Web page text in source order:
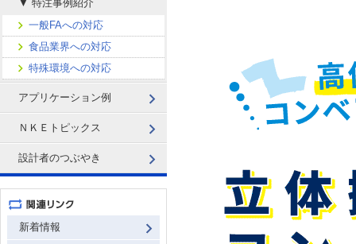
▼ 特注事例紹介
一般FAへの対応
食品業界への対応
特殊環境への対応
アプリケーション例
ＮＫＥトピックス
設計者のつぶやき
新着情報